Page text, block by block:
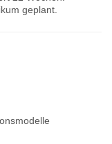
geplant.